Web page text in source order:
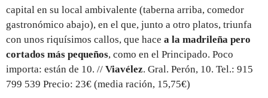
capital en su local ambivalente (taberna arriba, comedor
gastronómico abajo), en el que, junto a otro platos, triunfa
con unos riquísimos callos, que hace a la madrileña pero
cortados más pequeños, como en el Principado. Poco
importa: están de 10. // Viavélez. Gral. Perón, 10. Tel.: 915
799 539 Precio: 23€ (media ración, 15,75€)